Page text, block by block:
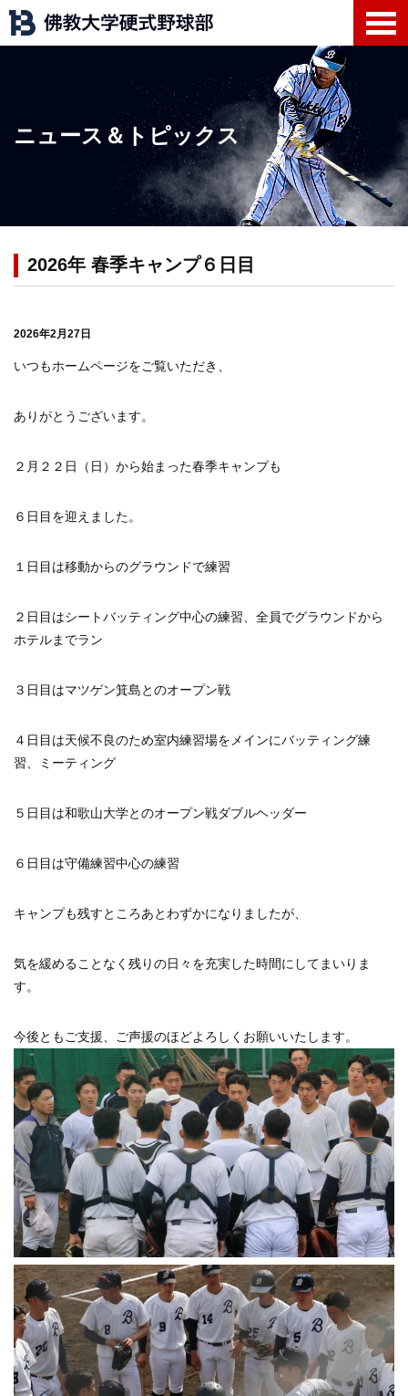
ニュース＆トピックス
2026年 春季キャンプ６日目
2026年2月27日
いつもホームページをご覧いただき、
ありがとうございます。
２月２２日（日）から始まった春季キャンプも
６日目を迎えました。
１日目は移動からのグラウンドで練習
２日目はシートバッティング中心の練習、全員でグラウンドから
ホテルまでラン
３日目はマツゲン箕島とのオープン戦
４日目は天候不良のため室内練習場をメインにバッティング練
習、ミーティング
５日目は和歌山大学とのオープン戦ダブルヘッダー
６日目は守備練習中心の練習
キャンプも残すところあとわずかになりましたが、
気を緩めることなく残りの日々を充実した時間にしてまいりま
す。
今後ともご支援、ご声援のほどよろしくお願いいたします。